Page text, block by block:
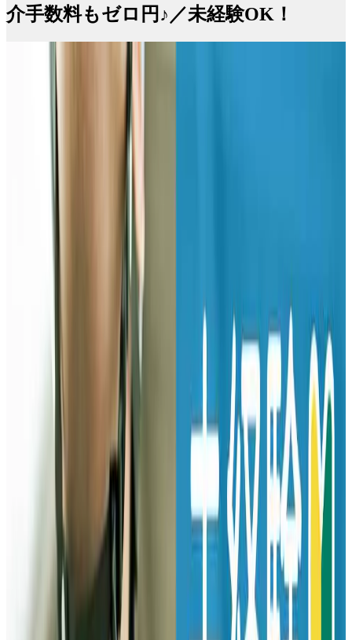
介手数料もゼロ円♪／未経験OK！